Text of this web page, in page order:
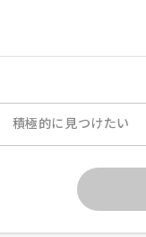
積極的に見つけたい